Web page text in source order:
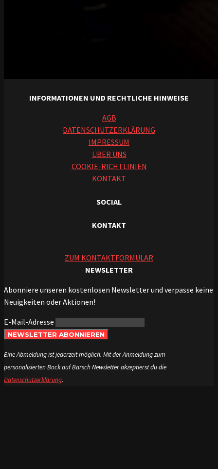
INFORMATIONEN UND RECHTLICHE HINWEISE
AGB
DATENSCHUTZERKLÄRUNG
IMPRESSUM
ÜBER UNS
COOKIE-RICHTLINIEN
KONTAKT
SOCIAL
KONTAKT
ZUM KONTAKTFORMULAR
NEWSLETTER
Abonniere unseren kostenlosen Newsletter und verpasse keine
Neuigkeiten oder Aktionen!
E-Mail-Adresse
NEWSLETTER ABONNIEREN
Eine Abmeldung ist jederzeit möglich. Mit der Anmeldung zum
personalisierten Bock auf Barsch Newsletter akzeptierst du die
Datenschutzerklärung.